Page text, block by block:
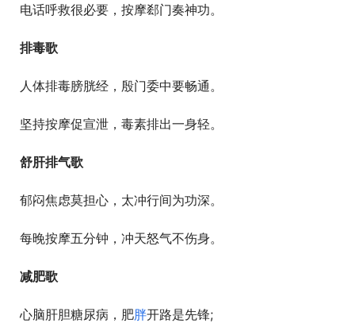
  电话呼救很必要，按摩郄门奏神功。
排毒歌
  人体排毒膀胱经，殷门委中要畅通。
  坚持按摩促宣泄，毒素排出一身轻。
舒肝排气歌
  郁闷焦虑莫担心，太冲行间为功深。
  每晚按摩五分钟，冲天怒气不伤身。
减肥歌
  心脑肝胆糖尿病，肥
胖开路是先锋;